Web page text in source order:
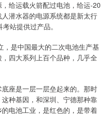
给运载火箭配过电池，给运-20
潜水器的电源系统都是新太行
站提供过产品。
是中国最大的二次电池生产基
四大系列上百个品种，几乎全
座是一层一层垒起来的。那时
种基因，和深圳、宁德那种靠
电池工业，是红色的，是带着